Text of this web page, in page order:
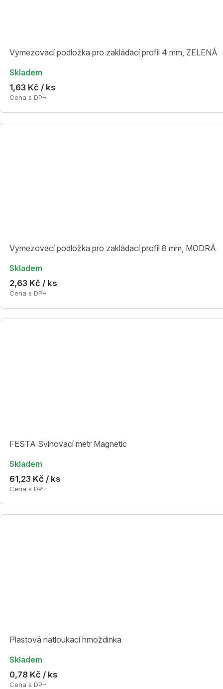
Vymezovací podložka pro zakládací profil 4 mm, ZELENÁ
Skladem
1,63 Kč / ks
Cena s DPH
Vymezovací podložka pro zakládací profil 8 mm, MODRÁ
Skladem
2,63 Kč / ks
Cena s DPH
FESTA Svinovací metr Magnetic
Skladem
61,23 Kč / ks
Cena s DPH
Plastová natloukací hmoždinka
Skladem
0,78 Kč / ks
Cena s DPH